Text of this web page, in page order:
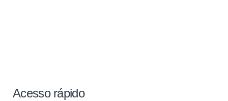
Acesso rápido